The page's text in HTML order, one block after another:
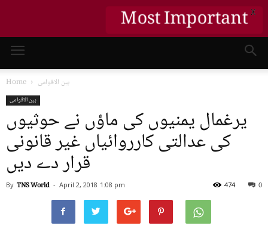
Home بین الاقوامی
بین الاقوامی
یرغمال یمنیوں کی ماؤں نے حوثیوں
کی عدالتی کارروائیاں غیر قانونی
قرار دے دیں
By TNS World - April 2, 2018 1:08 pm 0
474
Most Important X